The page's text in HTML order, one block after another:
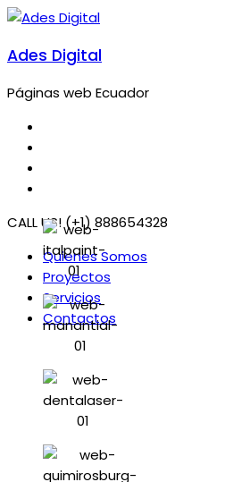
Ades Digital
Páginas web Ecuador
CALL US! (+1) 888654328
Quienes Somos
Proyectos
Servicios
Contactos